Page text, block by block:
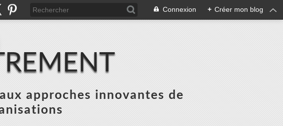
Connexion + Créer mon blog
approches innovantes de